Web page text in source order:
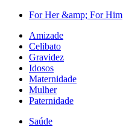
For Her &amp; For Him
Amizade
Celibato
Gravidez
Idosos
Maternidade
Mulher
Paternidade
Saúde